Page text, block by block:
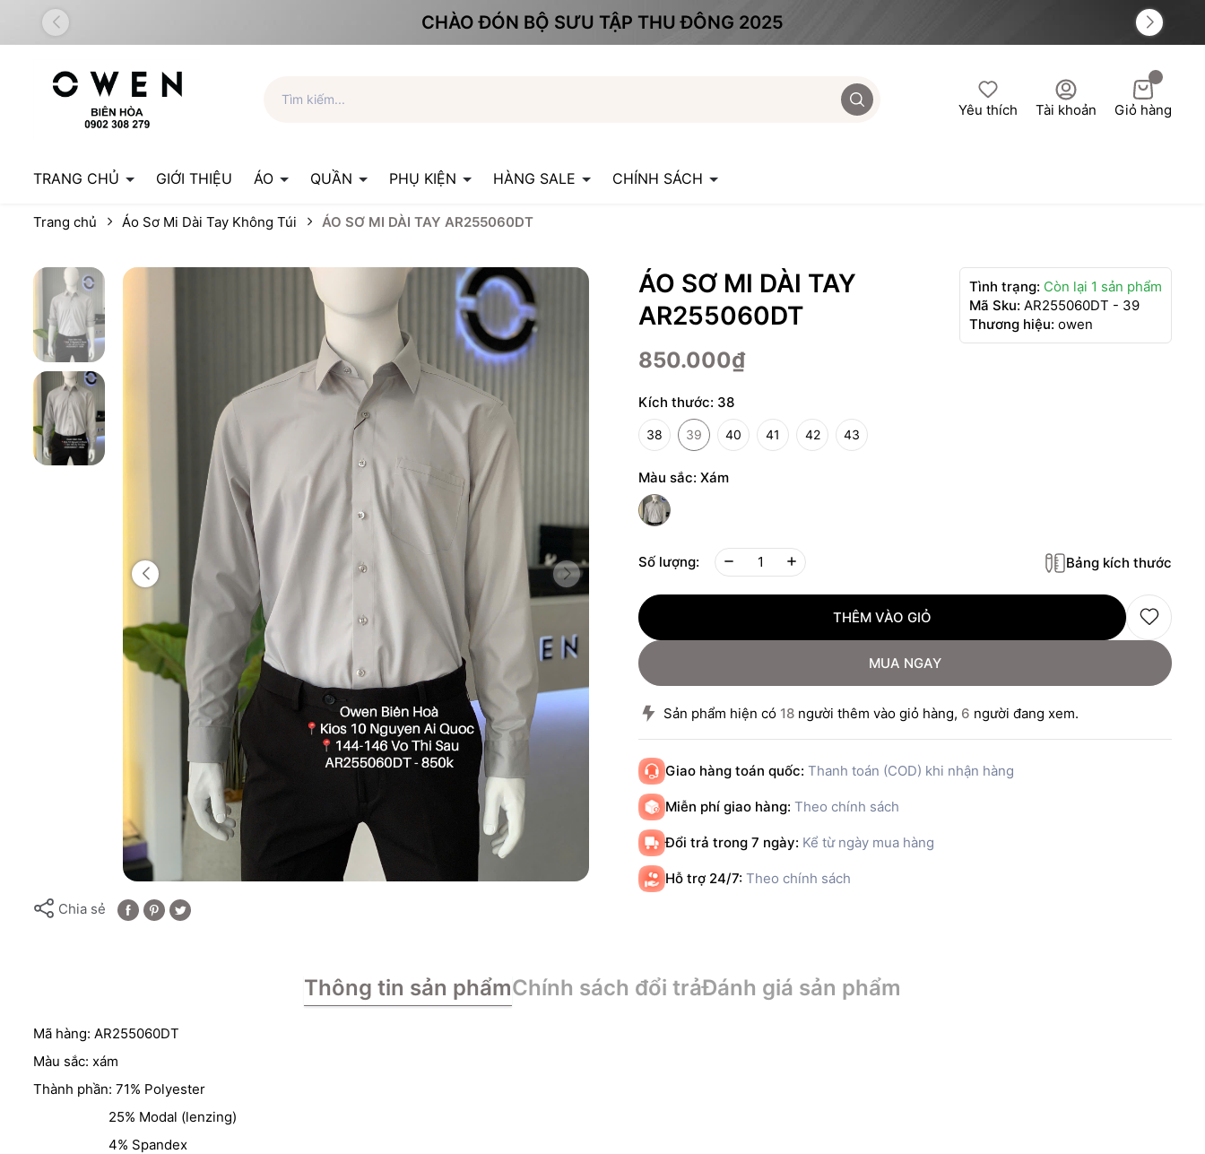
CHÀO ĐÓN BỘ SƯU TẬP THU ĐÔNG 2025
Yêu thích Tài khoản Giỏ hàng
TRANG CHỦ GIỚI THIỆU ÁO QUẦN PHỤ KIỆN HÀNG SALE CHÍNH SÁCH
Trang chủ Áo Sơ Mi Dài Tay Không Túi ÁO SƠ MI DÀI TAY AR255060DT
Chia sẻ
ÁO SƠ MI DÀI TAY
AR255060DT
850.000₫
Tình trạng: Còn lại 1 sản phẩm
Mã Sku: AR255060DT - 39
Thương hiệu: owen
Kích thước: 38
38 39 40 41 42 43
Màu sắc: Xám
Bảng kích thước
Số lượng:
THÊM VÀO GIỎ
MUA NGAY
Sản phẩm hiện có 18 người thêm vào giỏ hàng, 6 người đang xem.
Giao hàng toán quốc: Thanh toán (COD) khi nhận hàng
Miễn phí giao hàng: Theo chính sách
Đổi trả trong 7 ngày: Kể từ ngày mua hàng
Hỗ trợ 24/7: Theo chính sách
Thông tin sản phẩmChính sách đổi trảĐánh giá sản phẩm
Mã hàng: AR255060DT
Màu sắc: xám
Thành phần: 71% Polyester
25% Modal (lenzing)
4% Spandex